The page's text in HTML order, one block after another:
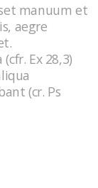
manuum et
aegre
Ex 28,3)
(cr. Ps